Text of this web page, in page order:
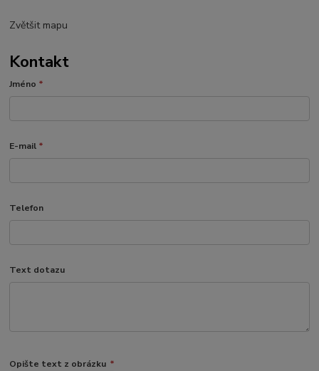
Zvětšit mapu
Kontakt
Jméno *
E-mail *
Telefon
Text dotazu
Opište text z obrázku *